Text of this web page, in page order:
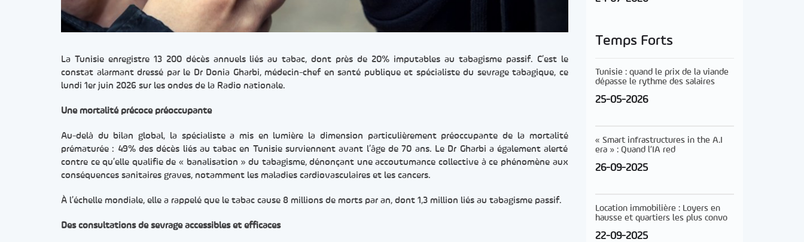
La Tunisie enregistre 13 200 décès annuels liés au tabac, dont près de 20% imputables au tabagisme passif. C’est le
constat alarmant dressé par le Dr Donia Gharbi, médecin-chef en santé publique et spécialiste du sevrage tabagique, ce
lundi 1er juin 2026 sur les ondes de la Radio nationale.
Une mortalité précoce préoccupante
Au-delà du bilan global, la spécialiste a mis en lumière la dimension particulièrement préoccupante de la mortalité
prématurée : 49% des décès liés au tabac en Tunisie surviennent avant l’âge de 70 ans. Le Dr Gharbi a également alerté
contre ce qu’elle qualifie de « banalisation » du tabagisme, dénonçant une accoutumance collective à ce phénomène aux
conséquences sanitaires graves, notamment les maladies cardiovasculaires et les cancers.
À l’échelle mondiale, elle a rappelé que le tabac cause 8 millions de morts par an, dont 1,3 million liés au tabagisme passif.
Des consultations de sevrage accessibles et efficaces
Temps Forts
Tunisie : quand le prix de la viande
dépasse le rythme des salaires
25-05-2026
« Smart infrastructures in the A.I
era » : Quand l’IA red
26-09-2025
Location immobilière : Loyers en
hausse et quartiers les plus convo
22-09-2025